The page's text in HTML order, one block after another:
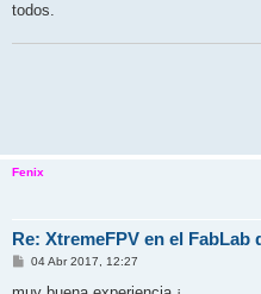
todos.
Fenix
Re: XtremeFPV en el FabLab
M
n
04 Abr 2017, 12:27